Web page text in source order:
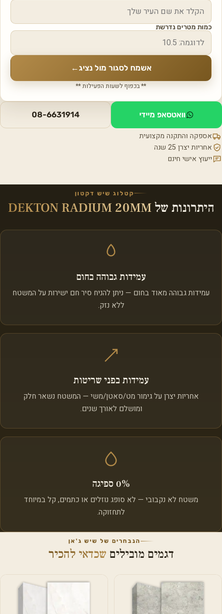
כמות מטרים נדרשת
אשמח לסגור מול נציג←
** בכפוף לשעות הפעילות **
וואטסאפ מיידי 08-6631914
אספקה והתקנה מקצועית
אחריות יצרן 25 שנה
ייעוץ אישי חינם
קטלוג שיש דקטון
היתרונות של DEKTON RADIUM 20MM
עמידות גבוהה בחום
עמידות גבוהה מאוד בחום — ניתן להניח סיר חם ישירות על המשטח
ללא נזק.
עמידות בפני שריטות
אחריות יצרן על גימור מט/סאטן/משי — המשטח נשאר חלק
ומושלם לאורך שנים.
0% ספיגה
משטח לא נקבובי — לא סופג נוזלים או כתמים, קל במיוחד
לתחזוקה.
הנבחרים של שיש ג'אן
דגמים מובילים שכדאי להכיר